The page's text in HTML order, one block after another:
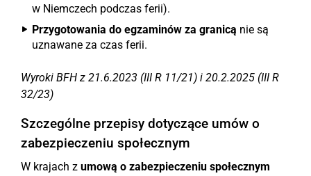
w Niemczech podczas ferii).
Przygotowania do egzaminów za granicą nie są
uznawane za czas ferii.
Wyroki BFH z 21.6.2023 (III R 11/21) i 20.2.2025 (III R
32/23)
Szczególne przepisy dotyczące umów o
zabezpieczeniu społecznym
W krajach z umową o zabezpieczeniu społecznym